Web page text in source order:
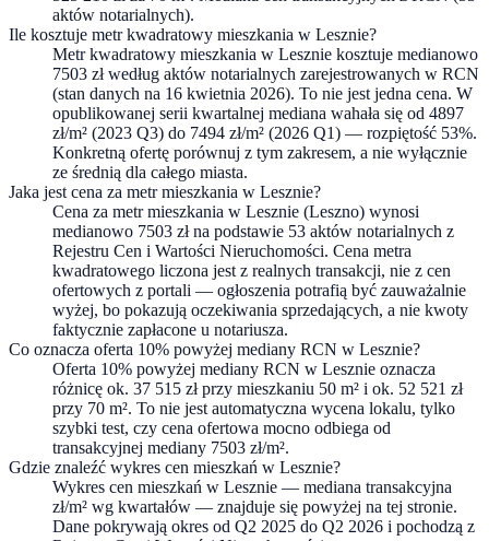
aktów notarialnych).
Ile kosztuje metr kwadratowy mieszkania w Lesznie?
Metr kwadratowy mieszkania w Lesznie kosztuje medianowo
7503 zł według aktów notarialnych zarejestrowanych w RCN
(stan danych na 16 kwietnia 2026). To nie jest jedna cena. W
opublikowanej serii kwartalnej mediana wahała się od 4897
zł/m² (2023 Q3) do 7494 zł/m² (2026 Q1) — rozpiętość 53%.
Konkretną ofertę porównuj z tym zakresem, a nie wyłącznie
ze średnią dla całego miasta.
Jaka jest cena za metr mieszkania w Lesznie?
Cena za metr mieszkania w Lesznie (Leszno) wynosi
medianowo 7503 zł na podstawie 53 aktów notarialnych z
Rejestru Cen i Wartości Nieruchomości. Cena metra
kwadratowego liczona jest z realnych transakcji, nie z cen
ofertowych z portali — ogłoszenia potrafią być zauważalnie
wyżej, bo pokazują oczekiwania sprzedających, a nie kwoty
faktycznie zapłacone u notariusza.
Co oznacza oferta 10% powyżej mediany RCN w Lesznie?
Oferta 10% powyżej mediany RCN w Lesznie oznacza
różnicę ok. 37 515 zł przy mieszkaniu 50 m² i ok. 52 521 zł
przy 70 m². To nie jest automatyczna wycena lokalu, tylko
szybki test, czy cena ofertowa mocno odbiega od
transakcyjnej mediany 7503 zł/m².
Gdzie znaleźć wykres cen mieszkań w Lesznie?
Wykres cen mieszkań w Lesznie — mediana transakcyjna
zł/m² wg kwartałów — znajduje się powyżej na tej stronie.
Dane pokrywają okres od Q2 2025 do Q2 2026 i pochodzą z